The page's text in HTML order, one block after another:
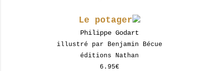
Le potager
Philippe Godart
illustré par Benjamin Bécue
éditions Nathan
6.95€